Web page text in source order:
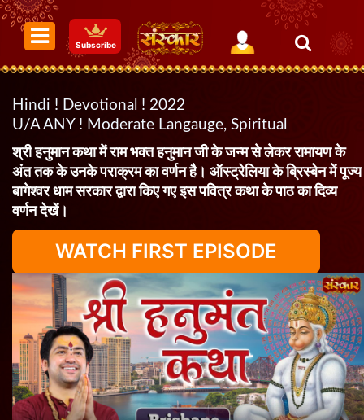
Subscribe
Hindi ! Devotional ! 2022
U/A ANY ! Moderate Langauge, Spiritual
श्री हनुमान कथा में राम भक्त हनुमान जी के जन्म से लेकर रामायण के
अंत तक के उनके पराक्रम का वर्णन है। ऑस्ट्रेलिया के ब्रिस्बेन में पूज्य
बागेश्वर धाम सरकार द्वारा किए गए इस पवित्र कथा के पाठ का दिव्य
वर्णन देखें।
WATCH FIRST EPISODE